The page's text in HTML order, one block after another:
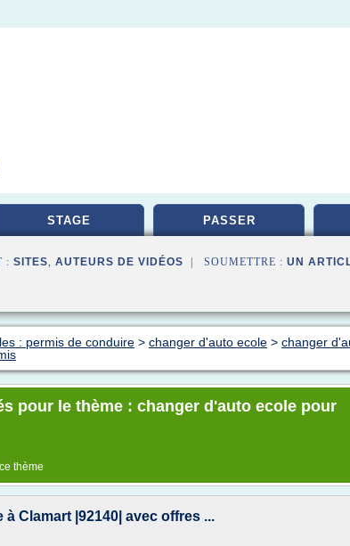
STAGE PASSER
: SITES, AUTEURS DE VIDÉOS | SOUMETTRE : UN
: permis de conduire > changer d'auto ecole > changer
pour le thème : changer d'auto ecole pour
thème
Clamart |92140| avec offres ...